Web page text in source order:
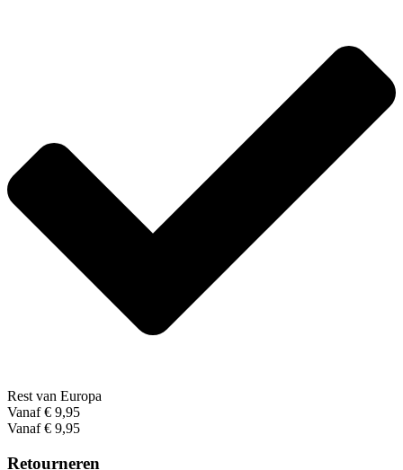
Rest van Europa
Vanaf € 9,95
Vanaf € 9,95
Retourneren